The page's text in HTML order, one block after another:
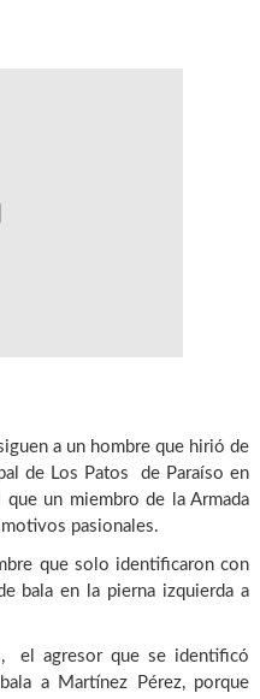
a un hombre que hirió de
de Los Patos de Paraíso en
un miembro de la Armada
pasionales.
que solo identificaron con
bala en la pierna izquierda a
el agresor que se identificó
a Martínez Pérez, porque